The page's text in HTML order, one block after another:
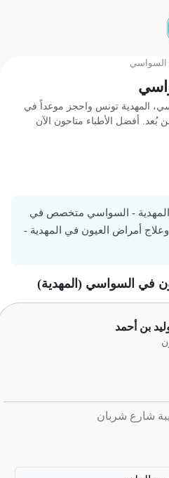
المهدية تونس واحجز موعداً في
بُعد. أفضل الأطباء متاحون الآن
- السواسي متخصص في
أمراض العيون في المهدية -
في السواسي (المهدية)
بن أحمد
شارع شربان